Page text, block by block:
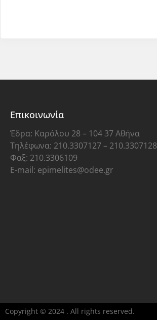
Επικοινωνία
Έδρα: Καρόλου 28 – 104 37 Αθήνα
Τηλέφωνα: 210.3307127 – 210.3307128
Φαξ: 210.3306109
E-mail: epimelites@odee.gr
Copyright © 2024 . All rights reserved.